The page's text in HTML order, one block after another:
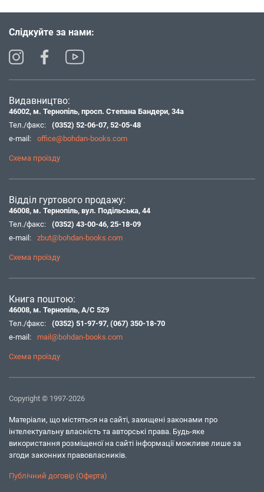
Слідкуйте за нами:
Видавництво:
46002, м. Тернопіль, просп. Степана Бандери, 34а
Тел./факс:
(0352) 52-06-07, 52-05-48
e-mail:
office@bohdan-books.com
Схема проїзду
Відділ гуртового продажу:
46008, м. Тернопіль, вул. Подільська, 44
Тел./факс:
(0352) 43-00-46, 25-18-09
e-mail:
zbut@bohdan-books.com
Схема проїзду
Книга поштою:
46008, м. Тернопіль, А/С 529
Тел./факс:
(0352) 51-97-97, (067) 350-18-70
e-mail:
mail@bohdan-books.com
Схема проїзду
Copyright © 1997-2026
Матеріали, що містяться на сайті, захищені законами про
інтелектуальну власність та авторські права. Будь-яке
використання розміщеної на сайті інформації можливе лише за
згоди законних правовласників.
Публічний договір (Оферта)